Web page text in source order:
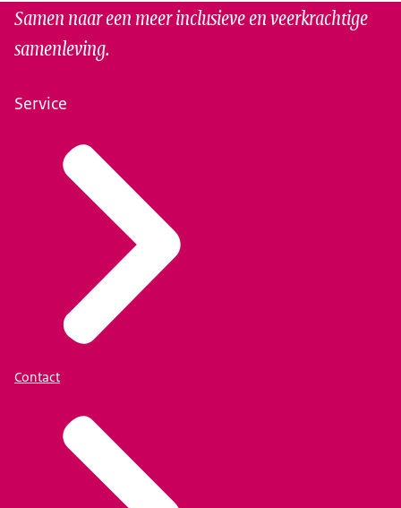
Samen naar een meer inclusieve en veerkrachtige
samenleving.
Service
Contact